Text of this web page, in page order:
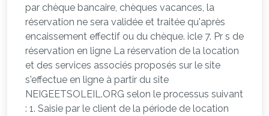
par chèque bancaire, chèques vacances, la
réservation ne sera validée et traitée qu'après
encaissement effectif ou du chèque. icle 7. Pr s de
réservation en ligne La réservation de la location
et des services associés proposés sur le site
s'effectue en ligne à partir du site
NEIGEETSOLEIL.ORG selon le processus suivant
: 1. Saisie par le client de la période de location